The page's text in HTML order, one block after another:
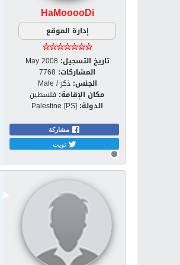
HaMooooDi
إدارة الموقع
تاريخ التسجيل: May 2008
المشاركات: 7768
الجنس: ذكر / Male
مكان الإقامة: فلسطين
الدولة: Palestine [PS]
مشاركة
تويت